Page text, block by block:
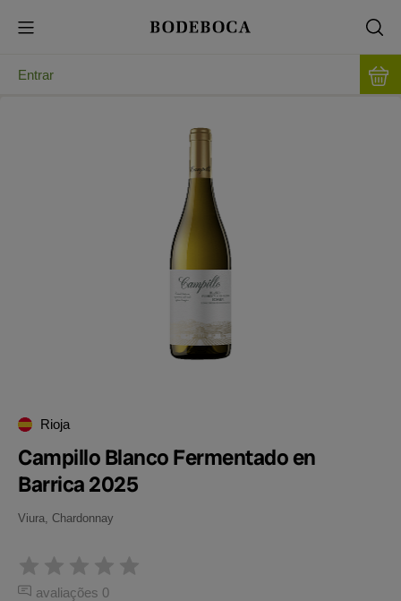
Entrar
Rioja
Campillo Blanco Fermentado en
Barrica 2025
Viura, Chardonnay
avaliações 0